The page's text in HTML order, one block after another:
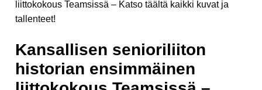
liittokokous Teamsissä – Katso täältä kaikki kuvat ja
tallenteet!
Kansallisen senioriliiton
historian ensimmäinen